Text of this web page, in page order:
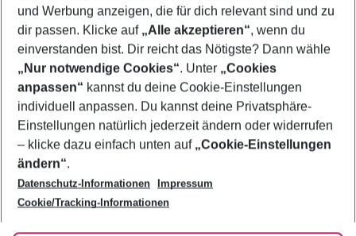
Footer
Footer navigation
Über uns
AGB
Bestpreisgarantie
Cookie-Einstellungen ändern
Cookie-Richtlinie
Agenturbetreuung
Barrierefreies Reisen
Folge uns
und Werbung anzeigen, die für dich relevant sind und zu
dir passen. Klicke auf „Alle akzeptieren“, wenn du
einverstanden bist. Dir reicht das Nötigste? Dann wähle
„Nur notwendige Cookies“. Unter „Cookies
anpassen“ kannst du deine Cookie-Einstellungen
individuell anpassen. Du kannst deine Privatsphäre-
Einstellungen natürlich jederzeit ändern oder widerrufen
– klicke dazu einfach unten auf „Cookie-Einstellungen
ändern“.
Datenschutz-Informationen
Impressum
Cookie/Tracking-Informationen